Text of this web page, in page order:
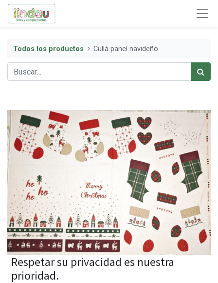
Todos los productos Cullá panel navideño
Respetar su privacidad es nuestra
prioridad.